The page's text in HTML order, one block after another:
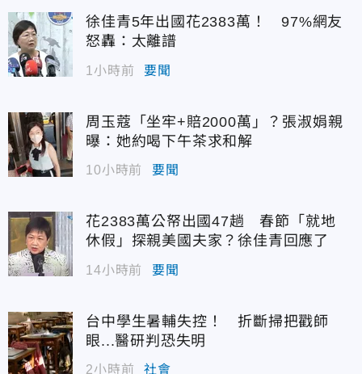
徐佳青5年出國花2383萬！ 97%網友
怒轟：太離譜
1小時前 要聞
周玉蔻「坐牢+賠2000萬」？張淑娟親
曝：她約喝下午茶求和解
10小時前 要聞
花2383萬公帑出國47趟 春節「就地
休假」探親美國夫家？徐佳青回應了
14小時前 要聞
台中學生暑輔失控！ 折斷掃把戳師
眼...醫研判恐失明
2小時前 社會